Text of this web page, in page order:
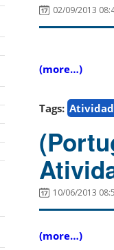
02/09/2013
(more…)
Tags:
10/06/2013
(more…)